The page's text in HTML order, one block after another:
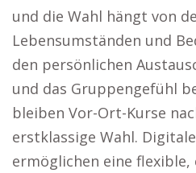
und die Wahl hängt von
Lebensumständen und
den persönlichen
und das Gruppengefühl
bleiben Vor-Ort-Kurse
erstklassige Wahl.
ermöglichen eine